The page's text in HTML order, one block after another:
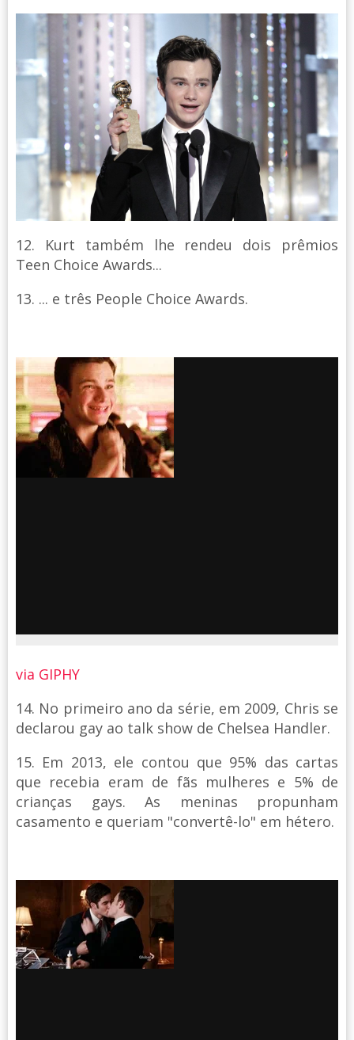
12. Kurt também lhe rendeu dois prêmios
Teen Choice Awards...
13. ... e três People Choice Awards.
via GIPHY
14. No primeiro ano da série, em 2009, Chris se
declarou gay ao talk show de Chelsea Handler.
15. Em 2013, ele contou que 95% das cartas
que recebia eram de fãs mulheres e 5% de
crianças gays. As meninas propunham
casamento e queriam "convertê-lo" em hétero.